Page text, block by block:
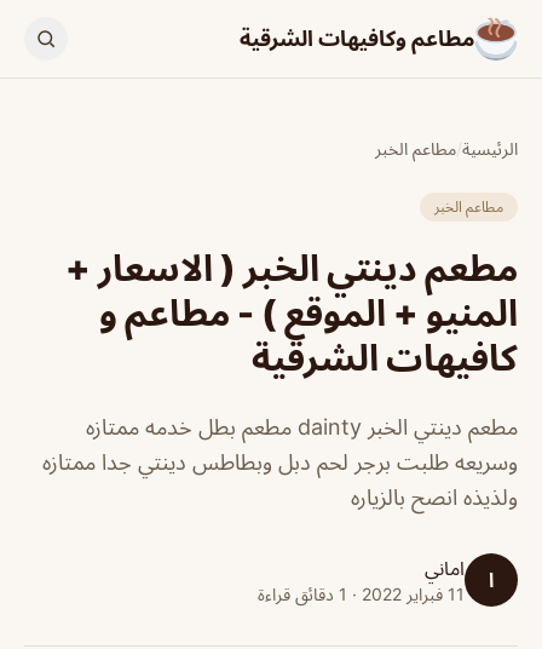
مطاعم وكافيهات الشرقية
الرئيسية/مطاعم الخبر
مطاعم الخبر
مطعم دينتي الخبر ( الاسعار +
المنيو + الموقع ) - مطاعم و
كافيهات الشرقية
مطعم دينتي الخبر dainty مطعم بطل خدمه ممتازه
وسريعه طلبت برجر لحم دبل وبطاطس دينتي جدا ممتازه
ولذيذه انصح بالزياره
ا اماني
11 فبراير 2022 · 1 دقائق قراءة